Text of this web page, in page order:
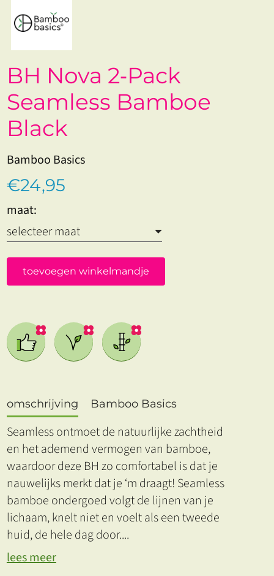
BH Nova 2‑Pack
Seamless Bamboe
Black
Bamboo Basics
€24,95
maat:
toevoegen winkelmandje
omschrijving Bamboo Basics
Seamless ontmoet de natuurlijke zachtheid
en het ademend vermogen van bamboe,
waardoor deze BH zo comfortabel is dat je
nauwelijks merkt dat je ‘m draagt! Seamless
bamboe ondergoed volgt de lijnen van je
lichaam, knelt niet en voelt als een tweede
huid, de hele dag door....
lees meer